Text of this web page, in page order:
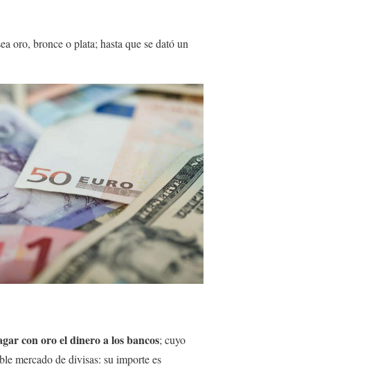
oro, bronce o plata; hasta que se dató un
con oro el dinero a los bancos; cuyo
mercado de divisas: su importe es